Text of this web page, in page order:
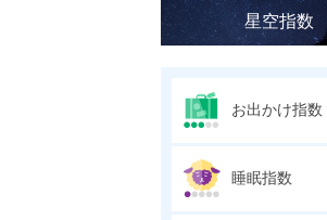
星空指数
お出かけ指数
睡眠指数